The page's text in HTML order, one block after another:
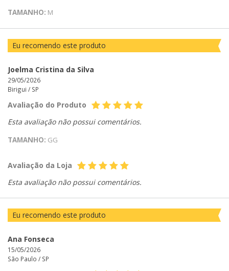
TAMANHO: M
Eu recomendo este produto
Joelma Cristina da Silva
29/05/2026
Birigui / SP
Avaliação do Produto
Esta avaliação não possui comentários.
TAMANHO: GG
Avaliação da Loja
Esta avaliação não possui comentários.
Eu recomendo este produto
Ana Fonseca
15/05/2026
São Paulo / SP